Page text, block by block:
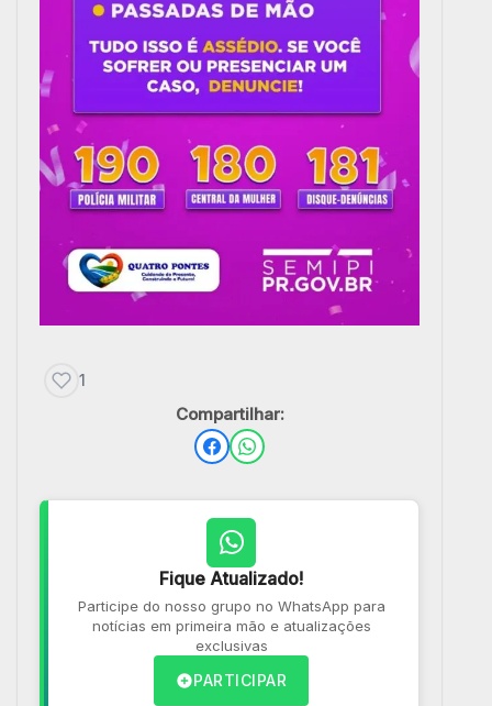
1
Compartilhar:
Fique Atualizado!
Participe do nosso grupo no WhatsApp para
notícias em primeira mão e atualizações
exclusivas
PARTICIPAR